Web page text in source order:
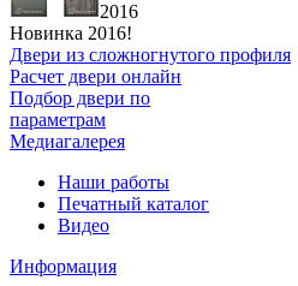
2016
Новинка 2016!
Двери из сложногнутого профиля
Расчет двери онлайн
Подбор двери по
параметрам
Медиагалерея
Наши работы
Печатный каталог
Видео
Информация